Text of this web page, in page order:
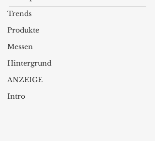
Trends
Produkte
Messen
Hintergrund
ANZEIGE
Intro